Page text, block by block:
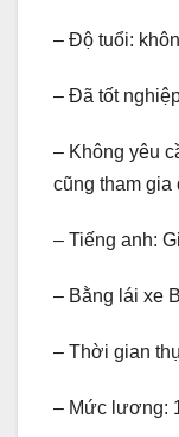
– Độ tuổi:
– Đã tốt
– Không yêu
cũng tham gia
– Tiếng anh:
– Bằng lái xe
– Thời gian
– Mức lương: